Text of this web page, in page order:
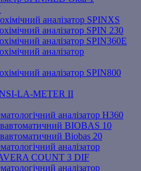
аналізатор SPINXS
аналізатор SPIN 230
аналізатор SPIN360E
аналізатор
аналізатор SPIN800
LA-METER ІІ
аналізатор Н360
BIOBAS 10
Biobas 20
аналізатор
COUNT 3 DIF
аналізатор